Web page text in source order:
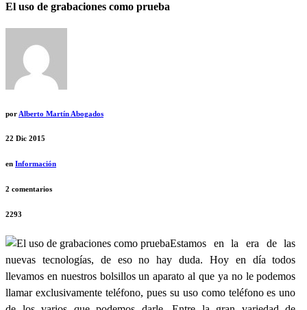
El uso de grabaciones como prueba
por Alberto Martín Abogados
22 Dic 2015
en Información
2 comentarios
2293
Estamos en la era de las
nuevas tecnologías, de eso no hay duda. Hoy en día todos
llevamos en nuestros bolsillos un aparato al que ya no le podemos
llamar exclusivamente teléfono, pues su uso como teléfono es uno